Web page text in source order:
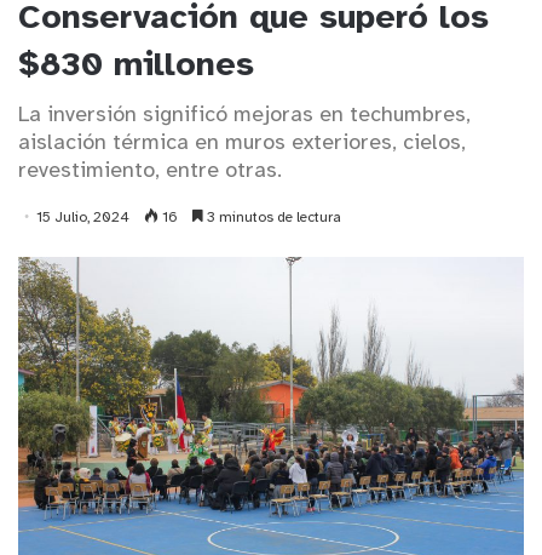
Conservación que superó los
$830 millones
La inversión significó mejoras en techumbres,
aislación térmica en muros exteriores, cielos,
revestimiento, entre otras.
15 Julio, 2024 16 3 minutos de lectura